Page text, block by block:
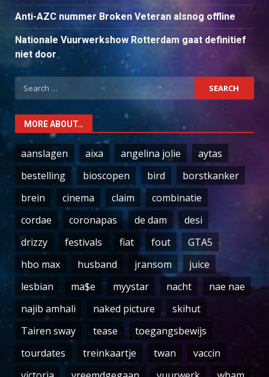
Anti-AZC nummer Broken Veteran alsnog offline
Nationale Vuurwerkshow Rotterdam gaat definitief
niet door
Search
for:
MORE ABOUT…
aanslagen aixa angelina jolie
aytas
bestelling
bioscopen bird
borstkanker
brein
cinema claim
combinatie
cordae
coronapas de dam
desi
drizzy
festivals fiat fout
GTA5
hbo max
husband jransom
juice
lesbian
ma$e myystar nacht
nae nae
najib amhali
naked picture
skihut
Tairen sway
tease
toegangsbewijs
tourdates
treinkaartje twan
vaccin